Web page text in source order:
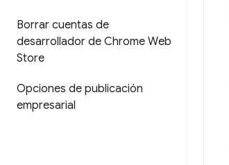
Borrar cuentas de
desarrollador de Chrome Web
Store
Opciones de publicación
empresarial